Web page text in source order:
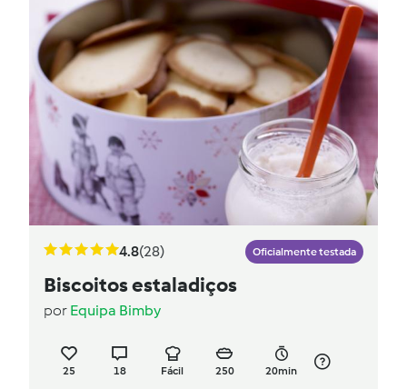
4.8(28) Oficialmente testada
Biscoitos estaladiços
por Equipa Bimby
25 18 Fácil 250 20min